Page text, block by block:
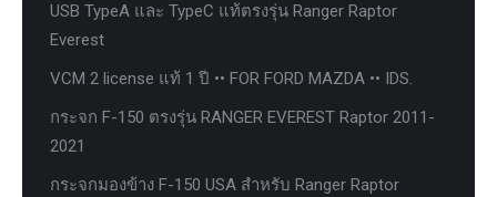
USB TypeA และ TypeC แท้ตรงรุ่น Ranger Raptor
Everest
VCM 2 license แท้ 1 ปี •• FOR FORD MAZDA •• IDS.
กระจก F-150 ตรงรุ่น RANGER EVEREST Raptor 2011-
2021
กระจกมองข้าง F-150 USA สำหรับ Ranger Raptor